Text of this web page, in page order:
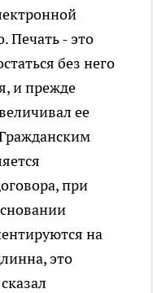
Печать - это
без него
и прежде
ее
при
на
это